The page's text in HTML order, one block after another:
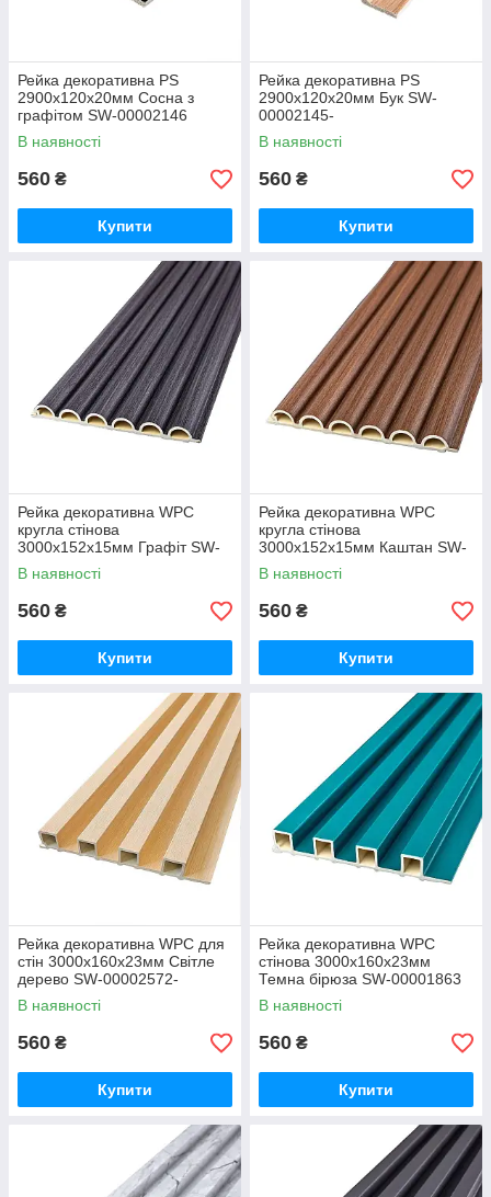
Рейка декоративна PS
2900х120х20мм Сосна з
графітом SW-00002146
В наявності
560 ₴
Купити
Рейка декоративна PS
2900х120х20мм Бук SW-
00002145-
В наявності
560 ₴
Купити
Рейка декоративна WPC
кругла стінова
3000х152х15мм Графіт SW-
00001873
В наявності
560 ₴
Купити
Рейка декоративна WPC
кругла стінова
3000х152х15мм Каштан SW-
00001872
В наявності
560 ₴
Купити
Рейка декоративна WPC для
стін 3000х160х23мм Світле
дерево SW-00002572-
В наявності
560 ₴
Купити
Рейка декоративна WPC
стінова 3000х160х23мм
Темна бірюза SW-00001863
В наявності
560 ₴
Купити